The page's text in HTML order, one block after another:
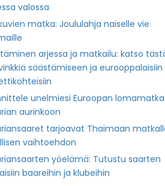
valossa
matka: Joululahja naiselle vie
arjessa ja matkailu: katso
säästämiseen ja eurooppalaisiin
unelmiesi Euroopan lomamatka
aurinkoon
tarjoavat Thaimaan
vaihtoehdon
yöelämä: Tutustu saarten
baareihin ja klubeihin